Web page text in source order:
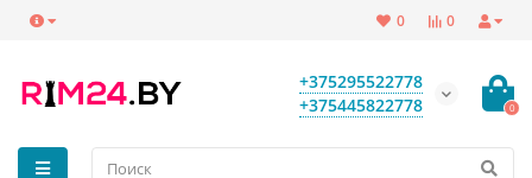
0
0
+375295522778
+375445822778
0